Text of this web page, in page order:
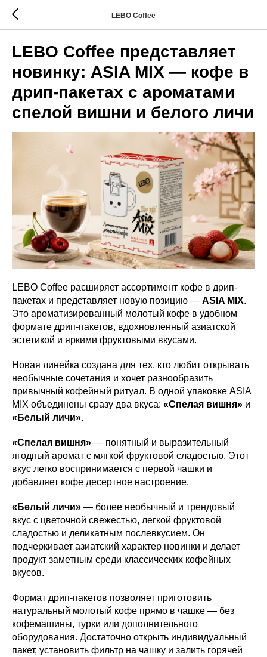
LEBO Coffee
LEBO Coffee представляет
новинку: ASIA MIX — кофе в
дрип-пакетах с ароматами
спелой вишни и белого личи
LEBO Coffee расширяет ассортимент кофе в дрип-
пакетах и представляет новую позицию — ASIA MIX.
Это ароматизированный молотый кофе в удобном
формате дрип-пакетов, вдохновленный азиатской
эстетикой и яркими фруктовыми вкусами.
Новая линейка создана для тех, кто любит открывать
необычные сочетания и хочет разнообразить
привычный кофейный ритуал. В одной упаковке ASIA
MIX объединены сразу два вкуса: «Спелая вишня» и
«Белый личи».
«Спелая вишня» — понятный и выразительный
ягодный аромат с мягкой фруктовой сладостью. Этот
вкус легко воспринимается с первой чашки и
добавляет кофе десертное настроение.
«Белый личи» — более необычный и трендовый
вкус с цветочной свежестью, легкой фруктовой
сладостью и деликатным послевкусием. Он
подчеркивает азиатский характер новинки и делает
продукт заметным среди классических кофейных
вкусов.
Формат дрип-пакетов позволяет приготовить
натуральный молотый кофе прямо в чашке — без
кофемашины, турки или дополнительного
оборудования. Достаточно открыть индивидуальный
пакет, установить фильтр на чашку и залить горячей